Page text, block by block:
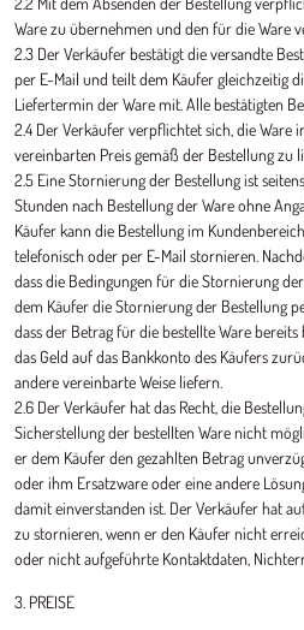
Ware zu übernehmen und den für die Ware
2.3 Der Verkäufer bestätigt die versandte
per E-Mail und teilt dem Käufer gleichzeitig
Liefertermin der Ware mit. Alle bestätigten
2.4 Der Verkäufer verpflichtet sich, die Ware
vereinbarten Preis gemäß der Bestellung zu
2.5 Eine Stornierung der Bestellung ist
Stunden nach Bestellung der Ware ohne
Käufer kann die Bestellung im
telefonisch oder per E-Mail stornieren.
dass die Bedingungen für die Stornierung
dem Käufer die Stornierung der Bestellung
dass der Betrag für die bestellte Ware
das Geld auf das Bankkonto des Käufers
andere vereinbarte Weise liefern.
2.6 Der Verkäufer hat das Recht, die
Sicherstellung der bestellten Ware nicht
er dem Käufer den gezahlten Betrag
oder ihm Ersatzware oder eine andere
damit einverstanden ist. Der Verkäufer hat
zu stornieren, wenn er den Käufer nicht
oder nicht aufgeführte Kontaktdaten,
3. PREISE